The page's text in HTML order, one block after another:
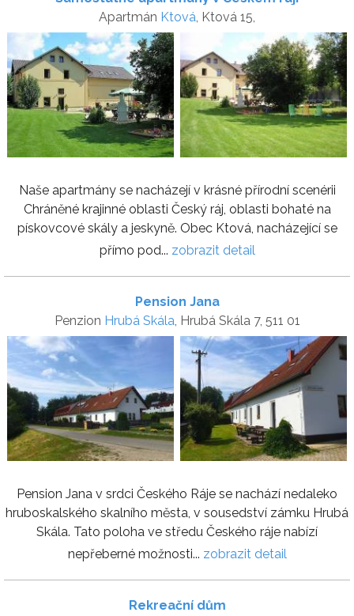
Apartmán Ktová , Ktová 15,
Naše apartmány se nacházejí v krásné přírodní scenérii
Chráněné krajinné oblasti Český ráj, oblasti bohaté na
pískovcové skály a jeskyně. Obec Ktová, nacházející se
přímo pod... zobrazit detail
Pension Jana
Penzion Hrubá Skála, Hrubá Skála 7, 511 01
Pension Jana v srdci Českého Ráje se nachází nedaleko
hruboskalského skalního města, v sousedství zámku Hrubá
Skála. Tato poloha ve středu Českého ráje nabízí
nepřeberné možnosti... zobrazit detail
Rekreační dům